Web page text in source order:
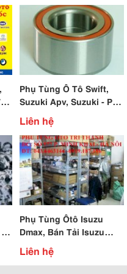
Phụ Tùng Ô Tô Swift,
Suzuki Apv, Suzuki - Pro,
Suzuki Wagon, Suzuki
Vitara, 5 Tạ
Liên hệ
Phụ Tùng Ôtô Isuzu
Dmax, Bán Tải Isuzu
Dmax, Isuzu Xe Tải 1 Tấn
Đén 5 Tấn
Liên hệ